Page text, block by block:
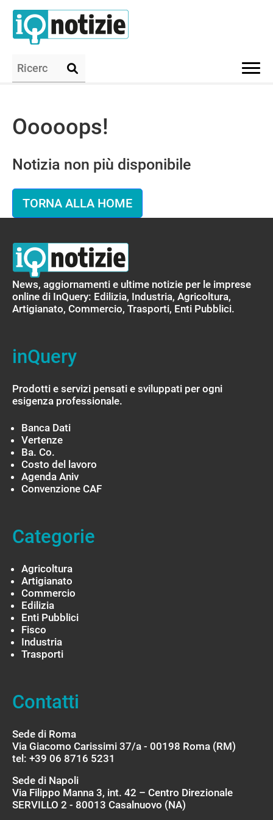
Ooooops!
Notizia non più disponibile
TORNA ALLA HOME
IQ Notizie
News, aggiornamenti e ultime notizie per le imprese
online di InQuery: Edilizia, Industria, Agricoltura,
Artigianato, Commercio, Trasporti, Enti Pubblici.
inQuery
Prodotti e servizi pensati e sviluppati per ogni
esigenza professionale.
Banca Dati
Vertenze
Ba. Co.
Costo del lavoro
Agenda Aniv
Convenzione CAF
Categorie
Agricoltura
Artigianato
Commercio
Edilizia
Enti Pubblici
Fisco
Industria
Trasporti
Contatti
Sede di Roma
Via Giacomo Carissimi 37/a - 00198 Roma (RM)
tel: +39 06 8716 5231
Sede di Napoli
Via Filippo Manna 3, int. 42 – Centro Direzionale
SERVILLO 2 - 80013 Casalnuovo (NA)